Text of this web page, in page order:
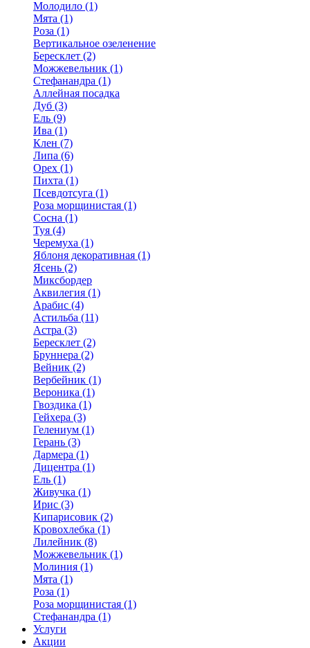
Молодило (1)
Мята (1)
Роза (1)
Вертикальное озеленение
Бересклет (2)
Можжевельник (1)
Стефанандра (1)
Аллейная посадка
Дуб (3)
Ель (9)
Ива (1)
Клен (7)
Липа (6)
Орех (1)
Пихта (1)
Псевдотсуга (1)
Роза морщинистая (1)
Сосна (1)
Туя (4)
Черемуха (1)
Яблоня декоративная (1)
Ясень (2)
Миксбордер
Аквилегия (1)
Арабис (4)
Астильба (11)
Астра (3)
Бересклет (2)
Бруннера (2)
Вейник (2)
Вербейник (1)
Вероника (1)
Гвоздика (1)
Гейхера (3)
Гелениум (1)
Герань (3)
Дармера (1)
Дицентра (1)
Ель (1)
Живучка (1)
Ирис (3)
Кипарисовик (2)
Кровохлебка (1)
Лилейник (8)
Можжевельник (1)
Молиния (1)
Мята (1)
Роза (1)
Роза морщинистая (1)
Стефанандра (1)
Услуги
Акции